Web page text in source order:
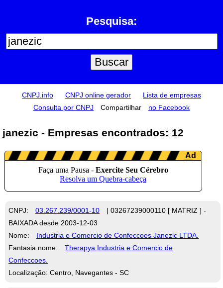
Pesquisa:
CNPJ.info CNPJ online gerador
Lista de empresas
Consulta por CNPJ
Compartilhar no Facebook
janezic - Empresas encontrados: 12
CNPJ: 03.267.239/0001-10
| 03267239000110 [ MATRIZ ] -
BAIXADA desde 2003-12-03
Nome:
Industria e Comercio de Confeccoes Janezic LTDA.
Fantasia nome:
Therapya Industria e Comercio de
Confeccoes.
Localização: Centro, Navegantes - SC